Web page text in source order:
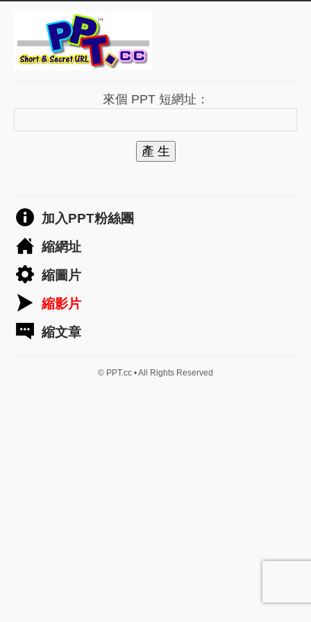
來個 PPT 短網址：
產 生
加入PPT粉絲團
縮網址
縮圖片
縮影片
縮文章
© PPT.cc • All Rights Reserved